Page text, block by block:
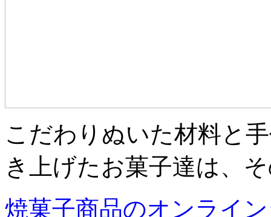
こだわりぬいた材料と
き上げたお菓子達は、
焼菓子商品のオンライ